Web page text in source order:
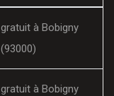
gratuit à Bobigny
(93000)
gratuit à Bobigny